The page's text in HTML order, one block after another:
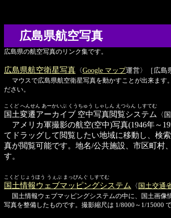
広島県航空写真
広島県の航空写真のリンク集です。
広島県航空衛星写真 〈Google マップ運営〉［広島
マウスで広島県航空衛星写真を動かすことが出来ま
ださい。
こくど へんせん あーかいぶ くうちゅう しゃしん えつらん しすてむ
国土変遷アーカイブ 空中写真閲覧システム 〈
アメリカ軍撮影の航空(空中)写真(1946年～
てドラッグして閲覧したい地域に移動し、検
真が閲覧可能です。地名/公共施設、市区町村
す。
こくど じょうほう うぇぶ まっぴんぐ しすてむ
国土情報ウェブマッピングシステム 〈国土交通
国土情報ウェブマッピングシステムの中に、国土画
写真を整備したものです。撮影縮尺は 1/8000～1/15000